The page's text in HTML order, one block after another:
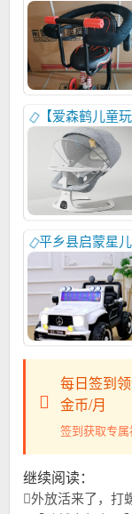
【爱森鹤儿童玩具】我的电话是：15030966732、我公司主要生产：电动哄娃神器
平乡县启蒙星儿童玩具厂在这里给新老朋友问好啦！祝大家财源广进更上一层楼！我
每日签到
金币/月
签到获取专属
继续阅读：
外放活来了，打螺丝